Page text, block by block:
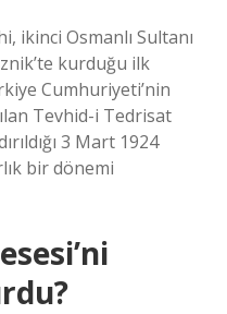
ikinci Osmanlı Sultanı
kurduğu ilk
Cumhuriyeti’nin
Tevhid-i Tedrisat
3 Mart 1924
bir dönemi